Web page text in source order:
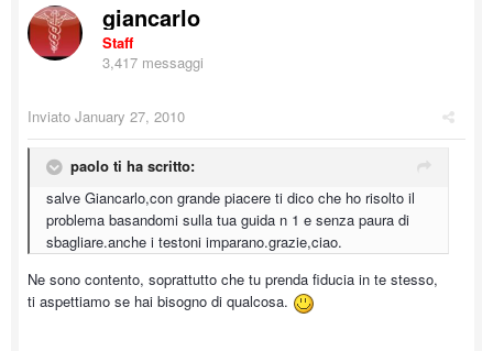
giancarlo
Staff
3,417 messaggi
Inviato January 27, 2010
paolo ti ha scritto:
salve Giancarlo,con grande piacere ti dico che ho risolto il
problema basandomi sulla tua guida n 1 e senza paura di
sbagliare.anche i testoni imparano.grazie,ciao.
Ne sono contento, soprattutto che tu prenda fiducia in te stesso,
ti aspettiamo se hai bisogno di qualcosa.